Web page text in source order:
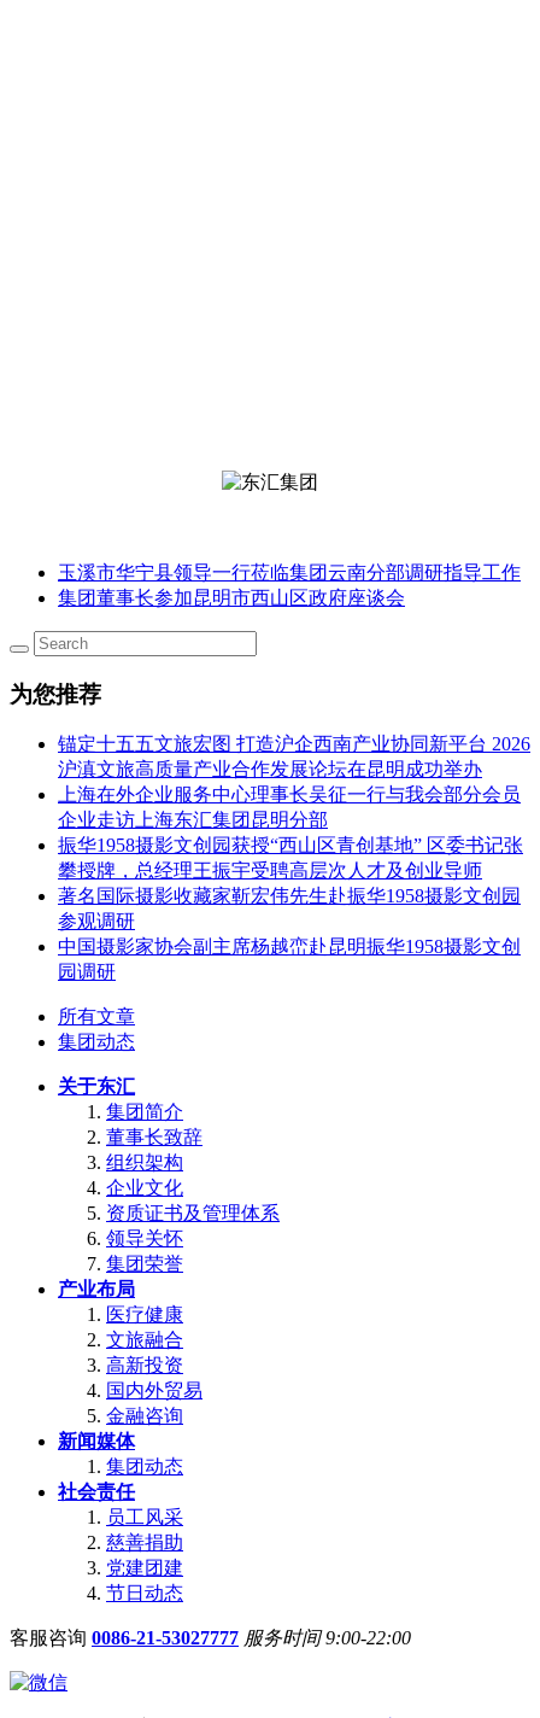
玉溪市华宁县领导一行莅临集团云南分部调研指导工作
集团董事长参加昆明市西山区政府座谈会
为您推荐
锚定十五五文旅宏图 打造沪企西南产业协同新平台 2026
沪滇文旅高质量产业合作发展论坛在昆明成功举办
上海在外企业服务中心理事长吴征一行与我会部分会员
企业走访上海东汇集团昆明分部
振华1958摄影文创园获授“西山区青创基地” 区委书记张
攀授牌，总经理王振宇受聘高层次人才及创业导师
著名国际摄影收藏家靳宏伟先生赴振华1958摄影文创园
参观调研
中国摄影家协会副主席杨越峦赴昆明振华1958摄影文创
园调研
所有文章
集团动态
关于东汇
集团简介
董事长致辞
组织架构
企业文化
资质证书及管理体系
领导关怀
集团荣誉
产业布局
医疗健康
文旅融合
高新投资
国内外贸易
金融咨询
新闻媒体
集团动态
社会责任
员工风采
慈善捐助
党建团建
节日动态
客服咨询 0086-21-53027777 服务时间 9:00-22:00